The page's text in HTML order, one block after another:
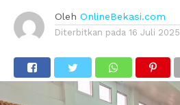
Oleh OnlineBekasi.com
Diterbitkan pada 16 Juli 2025